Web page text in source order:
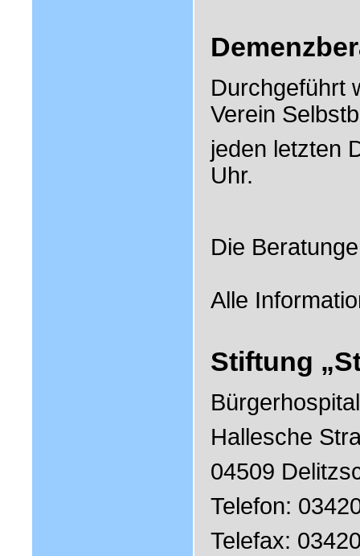
Durchgeführt
Verein
jeden letzten
Uhr.
Die
Alle
Stiftung
Bürgerhospital
Hallesche
04509
Telefon:
Telefax: